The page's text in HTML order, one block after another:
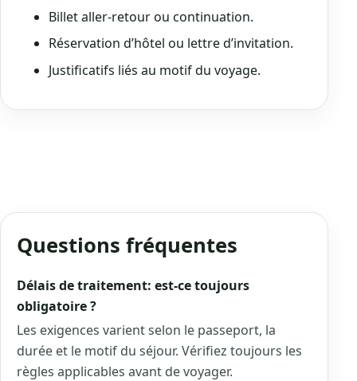
Billet aller-retour ou continuation.
Réservation d’hôtel ou lettre d’invitation.
Justificatifs liés au motif du voyage.
Questions fréquentes
Délais de traitement: est-ce toujours
obligatoire ?
Les exigences varient selon le passeport, la
durée et le motif du séjour. Vérifiez toujours les
règles applicables avant de voyager.